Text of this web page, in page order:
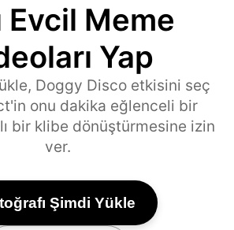
Evcil Meme
Yap
Doggy Disco etkisini seç
onu dakika eğlenceli bir
bir klibe dönüştürmesine izin
ver.
Şimdi Yükle